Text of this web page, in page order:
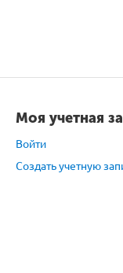
Моя учетная
Войти
Создать учетную